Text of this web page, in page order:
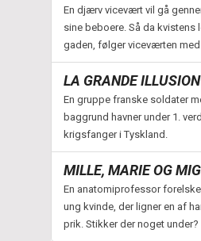
En djærv vicevært vil gå
sine beboere. Så da kvistens
gaden, følger viceværten med.
LA GRANDE
En gruppe franske soldater
baggrund havner under 1.
krigsfanger i Tyskland.
MILLE, MARIE OG
En anatomiprofessor
ung kvinde, der ligner en af
prik. Stikker der noget under?